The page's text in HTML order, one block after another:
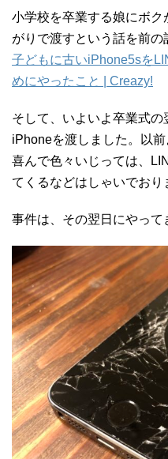
小学校を卒業する娘にボ
がりで渡すという話を前の
子どもに古いiPhone5sを
めにやったこと | Creazy!
そして、いよいよ卒業式
iPhoneを渡しました。以
喜んで色々いじっては、
てくるなどはしゃいでおり
事件は、その翌日にやって